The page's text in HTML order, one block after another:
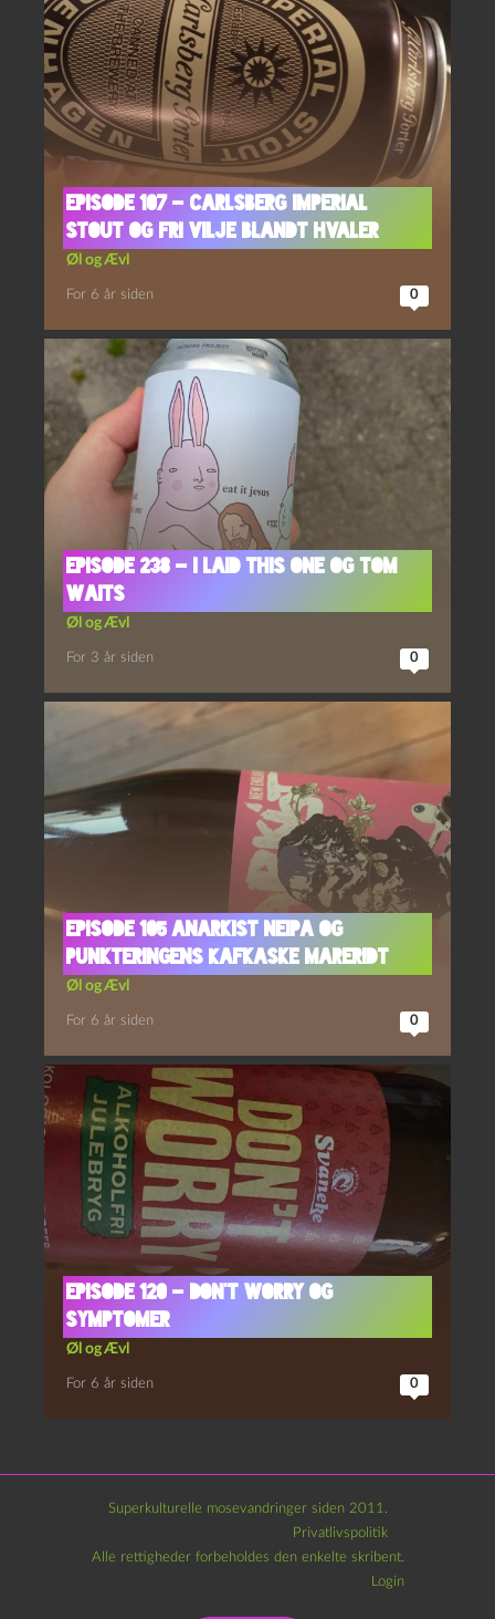
Episode 107 – Carlsberg Imperial
Stout og Fri Vilje Blandt Hvaler
Øl og Ævl
For 6 år siden 0
Episode 238 – I laid this one og Tom
Waits
Øl og Ævl
For 3 år siden 0
Episode 105 Anarkist NEIPA og
Punkteringens Kafkaske Mareridt
Øl og Ævl
For 6 år siden 0
Episode 120 – Don’t Worry og
Symptomer
Øl og Ævl
For 6 år siden 0
Superkulturelle mosevandringer siden 2011.
Privatlivspolitik
Alle rettigheder forbeholdes den enkelte skribent.
Login